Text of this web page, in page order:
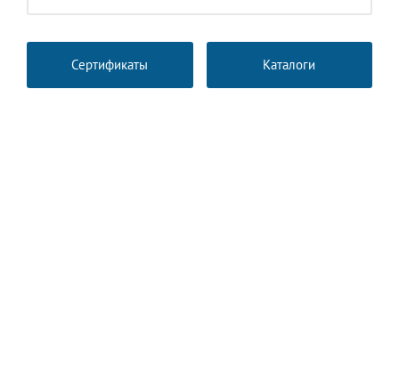
Сертификаты Каталоги